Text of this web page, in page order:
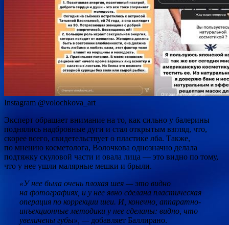
Instagram @volochkova_art
Эксперт обращает внимание на то, как сильно у балерины
поднялись надбровные дуги и стал открытым взгляд, что,
скорее всего, свидетельствует о пластике лба. Также,
по мнению косметолога, Волочкова однозначно делала
подтяжку скуловой части и овала лица — это видно по тому,
что у нее ушли малярные мешки и брыли.
«У нее была очень плохая шея — это видно
на фотографиях, и у нее явно сделана пластическая
операция по коррекции шеи. И, конечно, аппаратно-
инъекционные методики у нее сделаны: видно, что
увеличены губы», —добавляет Баллирано.